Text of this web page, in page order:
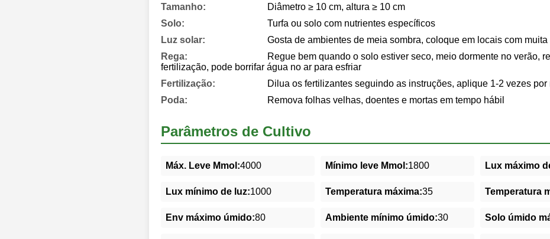
Tamanho:
Diâmetro ≥ 10 cm, altura ≥ 10 cm
Solo:
Turfa ou solo com nutrientes específicos
Luz solar:
Gosta de ambientes de meia sombra, coloque em locais com muita
Rega:
Regue bem quando o solo estiver seco, meio dormente no verão,
fertilização, pode borrifar água no ar para esfriar
Fertilização:
Dilua os fertilizantes seguindo as instruções, aplique 1-2 vezes por
Poda:
Remova folhas velhas, doentes e mortas em tempo hábil
Parâmetros de Cultivo
Máx. Leve Mmol:4000 Mínimo leve Mmol:1800 Lux máximo
Lux mínimo de luz:1000 Temperatura máxima:35 Temperatura
Env máximo úmido:80 Ambiente mínimo úmido:30 Solo úmido